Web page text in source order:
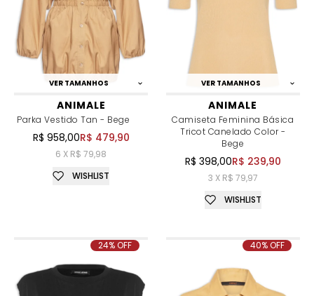
VER TAMANHOS
ANIMALE
Parka Vestido Tan - Bege
R$ 958,00R$ 479,90
6 X R$ 79,98
WISHLIST
VER TAMANHOS
ANIMALE
Camiseta Feminina Básica
Tricot Canelado Color -
Bege
R$ 398,00R$ 239,90
3 X R$ 79,97
WISHLIST
24% OFF 40% OFF